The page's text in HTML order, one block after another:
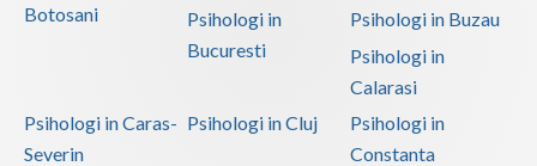
Interventie psihoterapeutica in tulburarea de l... (1)
Interventie psihoterapeutica in tulburarea de s... (1)
Botosani
Psihologi in
Bucuresti
Psihologi in Buzau
Psihologi in
Calarasi
Psihologi in Caras-
Severin
Psihologi in Cluj
Psihologi in
Constanta